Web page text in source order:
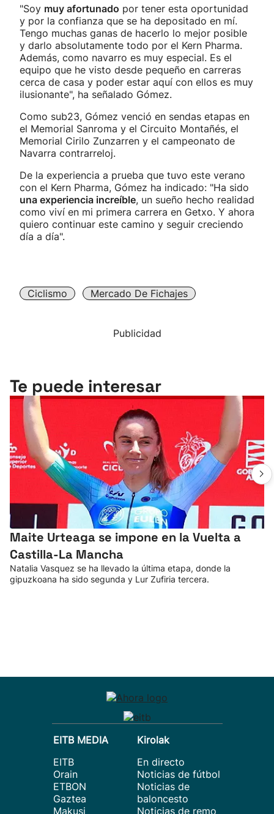
"Soy muy afortunado por tener esta oportunidad
y por la confianza que se ha depositado en mí.
Tengo muchas ganas de hacerlo lo mejor posible
y darlo absolutamente todo por el Kern Pharma.
Además, como navarro es muy especial. Es el
equipo que he visto desde pequeño en carreras
cerca de casa y poder estar aquí con ellos es muy
ilusionante", ha señalado Gómez.
Como sub23, Gómez venció en sendas etapas en
el Memorial Sanroma y el Circuito Montañés, el
Memorial Cirilo Zunzarren y el campeonato de
Navarra contrarreloj.
De la experiencia a prueba que tuvo este verano
con el Kern Pharma, Gómez ha indicado: "Ha sido
una experiencia increíble, un sueño hecho realidad
como viví en mi primera carrera en Getxo. Y ahora
quiero continuar este camino y seguir creciendo
día a día".
Ciclismo Mercado De Fichajes
Publicidad
Te puede interesar
Maite Urteaga se impone en la Vuelta a
Castilla-La Mancha
Natalia Vasquez se ha llevado la última etapa, donde la
gipuzkoana ha sido segunda y Lur Zufiria tercera.
EITB MEDIA
EITB
Orain
ETBON
Gaztea
Makusi
Kirolak
En directo
Noticias de fútbol
Noticias de
baloncesto
Noticias de remo